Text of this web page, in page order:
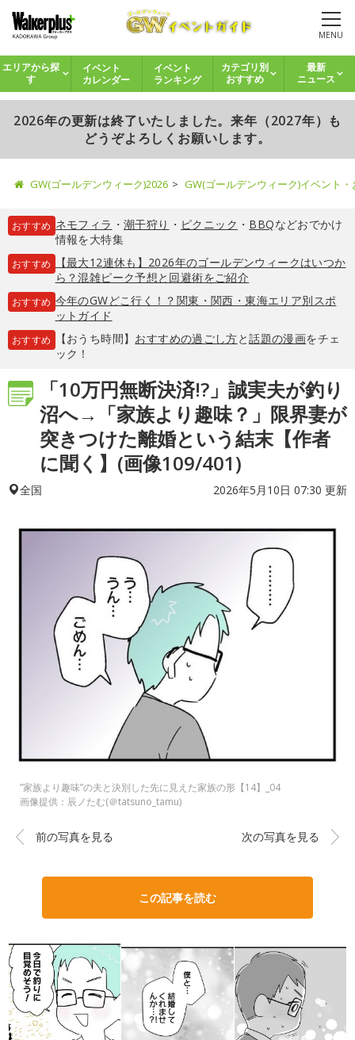
MENU
エリアから探
す
イベント
カレンダー
イベント
ランキング
カテゴリ別
おすすめ
最新
ニュース
2026年の更新は終了いたしました。来年（2027年）も
どうぞよろしくお願いします。
GW(ゴールデンウィーク)2026 GW(ゴールデンウィーク)イベント
おすすめ ネモフィラ ・ 潮干狩り ・ ピクニック ・ BBQなどおでかけ
情報を大特集
おすすめ
【最大12連休も】2026年のゴールデンウィークはいつか
ら？混雑ピーク予想と回避術をご紹介
おすすめ 今年のGWどこ行く！？関東・関西・東海エリア別スポ
ットガイド
おすすめ 【おうち時間】 おすすめの過ごし方と話題の漫画をチェ
ック！
「10万円無断決済!?」誠実夫が釣り
沼へ→「家族より趣味？」限界妻が
突きつけた離婚という結末【作者
に聞く】(画像109/401)
全国 2026年5月10日 07:30 更新
”家族より趣味”の夫と決別した先に見えた家族の形【14】_04
画像提供：辰ノたむ(＠tatsuno_tamu)
前の写真を見る 次の写真を見る
この記事を読む